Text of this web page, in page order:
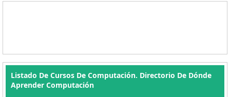
Listado De Cursos De Computación. Directorio De Dónde
Aprender Computación